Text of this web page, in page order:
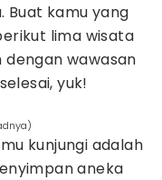
Buat kamu yang
lima wisata
dengan wawasan
yuk!
kunjungi adalah
aneka